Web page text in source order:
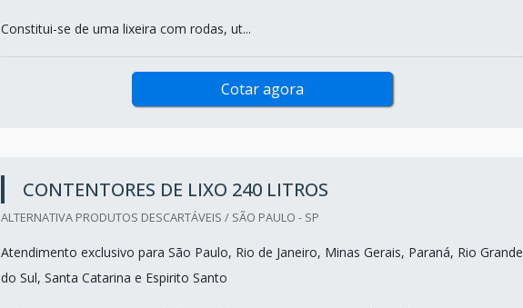
Constitui-se de uma lixeira com rodas, ut...
Cotar agora
CONTENTORES DE LIXO 240 LITROS
ALTERNATIVA PRODUTOS DESCARTÁVEIS / SÃO PAULO - SP
Atendimento exclusivo para São Paulo, Rio de Janeiro, Minas Gerais, Paraná, Rio Grande
do Sul, Santa Catarina e Espirito Santo